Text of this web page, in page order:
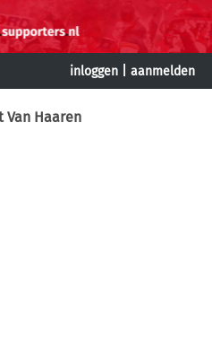
inloggen aanmelden
Van Haaren